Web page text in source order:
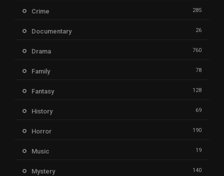
Crime 285
Documentary 26
Drama 760
Family 78
Fantasy 128
History 69
Horror 190
Music 19
Mystery 140